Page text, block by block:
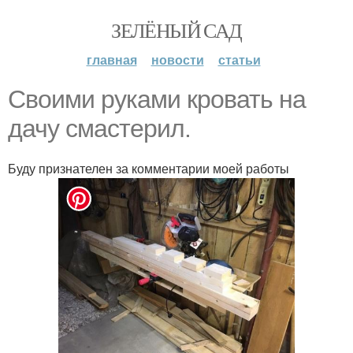
ЗЕЛЁНЫЙ САД
главная новости статьи
Своими руками кровать на
дачу смастерил.
Буду признателен за комментарии моей работы